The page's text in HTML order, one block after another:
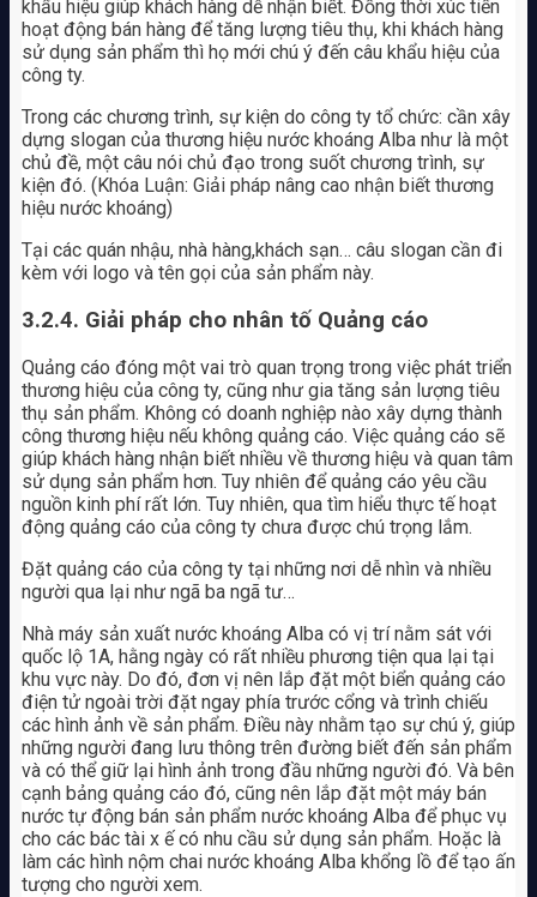
khẩu hiệu giúp khách hàng dễ nhận biết. Đồng thời xúc tiến
hoạt động bán hàng để tăng lượng tiêu thụ, khi khách hàng
sử dụng sản phẩm thì họ mới chú ý đến câu khẩu hiệu của
công ty.
Trong các chương trình, sự kiện do công ty tổ chức: cần xây
dựng slogan của thương hiệu nước khoáng Alba như là một
chủ đề, một câu nói chủ đạo trong suốt chương trình, sự
kiện đó. (Khóa Luận: Giải pháp nâng cao nhận biết thương
hiệu nước khoáng)
Tại các quán nhậu, nhà hàng,khách sạn… câu slogan cần đi
kèm với logo và tên gọi của sản phẩm này.
3.2.4. Giải pháp cho nhân tố Quảng cáo
Quảng cáo đóng một vai trò quan trọng trong việc phát triển
thương hiệu của công ty, cũng như gia tăng sản lượng tiêu
thụ sản phẩm. Không có doanh nghiệp nào xây dựng thành
công thương hiệu nếu không quảng cáo. Việc quảng cáo sẽ
giúp khách hàng nhận biết nhiều về thương hiệu và quan tâm
sử dụng sản phẩm hơn. Tuy nhiên để quảng cáo yêu cầu
nguồn kinh phí rất lớn. Tuy nhiên, qua tìm hiểu thực tế hoạt
động quảng cáo của công ty chưa được chú trọng lắm.
Đặt quảng cáo của công ty tại những nơi dễ nhìn và nhiều
người qua lại như ngã ba ngã tư…
Nhà máy sản xuất nước khoáng Alba có vị trí nằm sát với
quốc lộ 1A, hằng ngày có rất nhiều phương tiện qua lại tại
khu vực này. Do đó, đơn vị nên lắp đặt một biển quảng cáo
điện tử ngoài trời đặt ngay phía trước cổng và trình chiếu
các hình ảnh về sản phẩm. Điều này nhằm tạo sự chú ý, giúp
những người đang lưu thông trên đường biết đến sản phẩm
và có thể giữ lại hình ảnh trong đầu những người đó. Và bên
cạnh bảng quảng cáo đó, cũng nên lắp đặt một máy bán
nước tự động bán sản phẩm nước khoáng Alba để phục vụ
cho các bác tài x ế có nhu cầu sử dụng sản phẩm. Hoặc là
làm các hình nộm chai nước khoáng Alba khổng lồ để tạo ấn
tượng cho người xem.